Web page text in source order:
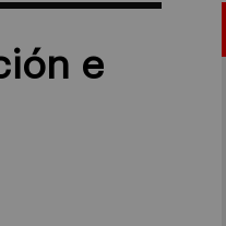
e